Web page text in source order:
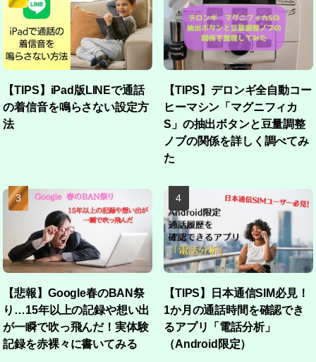
【TIPS】iPad版LINEで通話
の着信音を鳴らさない設定方
法
【TIPS】デロンギ全自動コー
ヒーマシン「マグニフィカ
S」の抽出ボタンと豆量調整
ノブの関係を詳しく調べてみ
た
【悲報】Google春のBAN祭
り…15年以上の記録や想い出
が一瞬で吹っ飛んだ！実体験
記録を赤裸々に書いてみる
【TIPS】日本通信SIM必見！
1か月の通話時間を確認でき
るアプリ「電話分析」
（Android限定）